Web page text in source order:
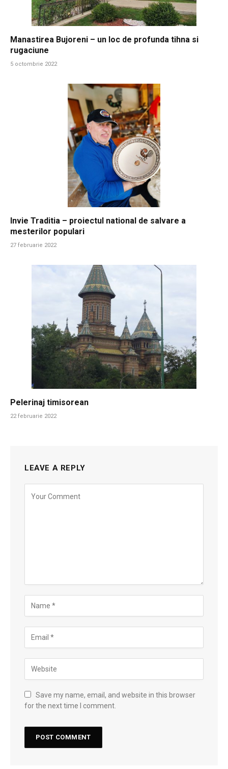
Manastirea Bujoreni – un loc de profunda tihna si
rugaciune
5 octombrie 2022
Invie Traditia – proiectul national de salvare a
mesterilor populari
27 februarie 2022
Pelerinaj timisorean
22 februarie 2022
LEAVE A REPLY
Save my name, email, and website in this browser
for the next time I comment.